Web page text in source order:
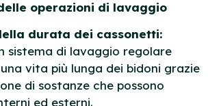
operazioni di lavaggio
durata dei cassonetti:
sistema di lavaggio regolare
vita più lunga dei bidoni grazie
di sostanze che possono
ed esterni.